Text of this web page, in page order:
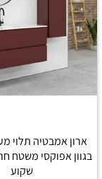
ארון אמבטיה תלוי
בגוון אפוקסי משטח
שקוע